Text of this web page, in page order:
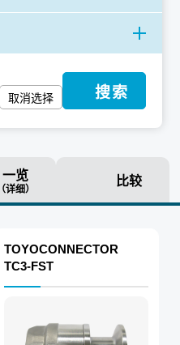
取消选择 搜索
一览
（详细）
比较
TOYOCONNECTOR
TC3-FST